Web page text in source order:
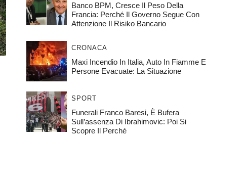
Banco BPM, Cresce Il Peso Della
Francia: Perché Il Governo Segue Con
Attenzione Il Risiko Bancario
CRONACA
Maxi Incendio In Italia, Auto In Fiamme E
Persone Evacuate: La Situazione
SPORT
Funerali Franco Baresi, È Bufera
Sull’assenza Di Ibrahimovic: Poi Si
Scopre Il Perché